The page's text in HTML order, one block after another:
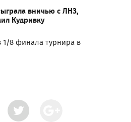
вничью с ЛНЗ,
Кудривку
8 финала турнира в